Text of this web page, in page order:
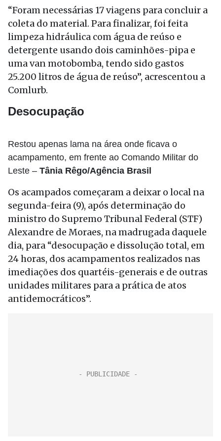
“Foram necessárias 17 viagens para concluir a
coleta do material. Para finalizar, foi feita
limpeza hidráulica com água de reúso e
detergente usando dois caminhões-pipa e
uma van motobomba, tendo sido gastos
25.200 litros de água de reúso”, acrescentou a
Comlurb.
Desocupação
Restou apenas lama na área onde ficava o
acampamento, em frente ao Comando Militar do
Leste – Tânia Rêgo/Agência Brasil
Os acampados começaram a deixar o local na
segunda-feira (9), após determinação do
ministro do Supremo Tribunal Federal (STF)
Alexandre de Moraes, na madrugada daquele
dia, para “desocupação e dissolução total, em
24 horas, dos acampamentos realizados nas
imediações dos quartéis-generais e de outras
unidades militares para a prática de atos
antidemocráticos”.